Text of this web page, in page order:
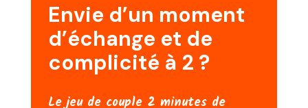
Envie d’un moment
d’échange et de
complicité à 2 ?
Le jeu de couple 2 minutes de